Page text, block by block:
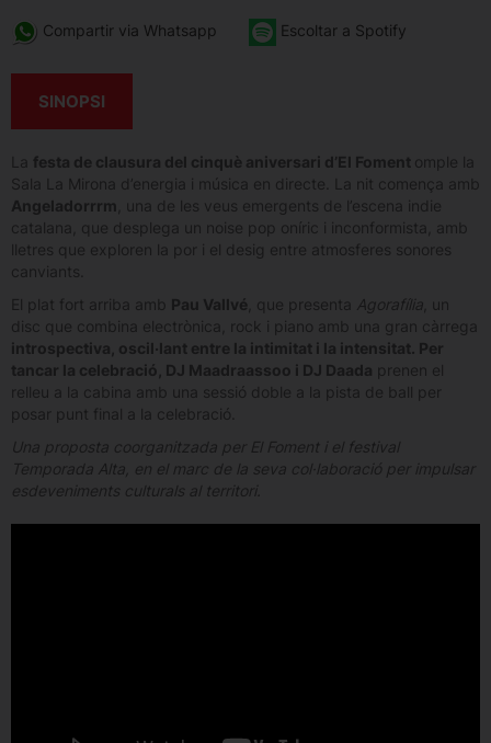
Compartir via Whatsapp Escoltar a Spotify
SINOPSI
La festa de clausura del cinquè aniversari d’El Foment omple la
Sala La Mirona d’energia i música en directe. La nit comença amb
Angeladorrrm , una de les veus emergents de l’escena indie
catalana, que desplega un noise pop oníric i inconformista, amb
lletres que exploren la por i el desig entre atmosferes sonores
canviants.
El plat fort arriba amb Pau Vallvé , que presenta Agorafília , un
disc que combina electrònica, rock i piano amb una gran càrrega
introspectiva, oscil·lant entre la intimitat i la intensitat. Per
tancar la celebració, DJ Maadraassoo i DJ Daada prenen el
relleu a la cabina amb una sessió doble a la pista de ball per
posar punt final a la celebració.
Una proposta coorganitzada per El Foment i el festival
Temporada Alta, en el marc de la seva col·laboració per impulsar
esdeveniments culturals al territori.